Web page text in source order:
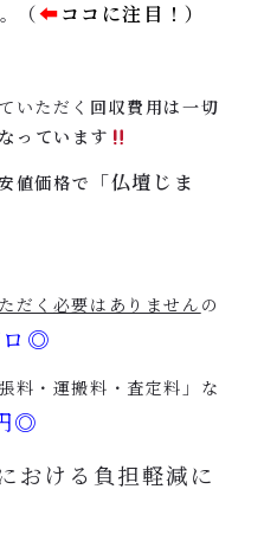
。 （⬅︎ココに注目！）
いただく 回収費用は一切
っています
値価格で 「仏壇じま
だく必要はありません の
ロ◎
料・運搬料・査定料」な
◎
おける負担軽減に